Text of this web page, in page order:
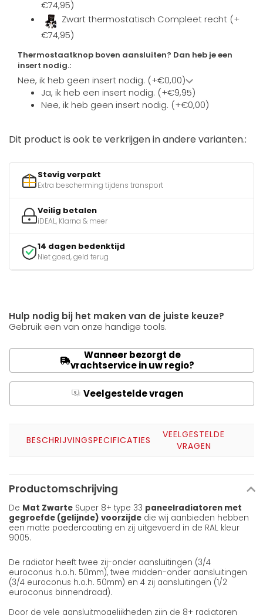
€74,95)
Zwart thermostatisch Compleet recht (+
€74,95)
Thermostaatknop boven aansluiten? Dan heb je een
insert nodig.:
Nee, ik heb geen insert nodig. (+€0,00)
Ja, ik heb een insert nodig. (+€9,95)
Nee, ik heb geen insert nodig. (+€0,00)
Dit product is ook te verkrijgen in andere varianten.:
Stevig verpakt
Extra bescherming tijdens transport
Veilig betalen
iDEAL, Klarna & meer
14 dagen bedenktijd
Niet goed, geld terug
Hulp nodig bij het maken van de juiste keuze?
Gebruik een van onze handige tools.
Wanneer bezorgt de
vrachtservice in uw regio?
Q Veelgestelde vragen
BESCHRIJVINGSPECIFICATIES
VEELGESTELDE
VRAGEN
Productomschrijving
De Mat Zwarte Super 8+ type 33 paneelradiatoren met
gegroefde (gelijnde) voorzijde die wij aanbieden hebben
een matte poedercoating en zij uitgevoerd in de RAL kleur
9005.
De radiator heeft twee zij-onder aansluitingen (3/4
euroconus h.o.h. 50mm), twee midden-onder aansluitingen
(3/4 euroconus h.o.h. 50mm) en 4 zij aansluitingen (1/2
euroconus binnendraad).
Door de vele aansluitmogelijkheden zijn de 8+ radiatoren